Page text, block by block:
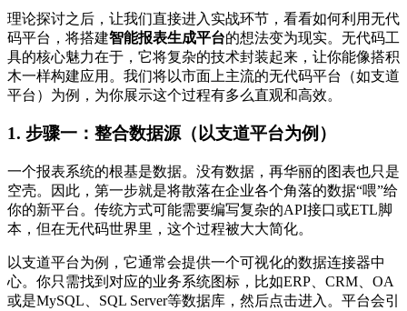
理论探讨之后，让我们直接进入实战环节，看看如何利用无代
码平台，将搭建智能报表生成平台的想法变为现实。无代码工
具的核心魅力在于，它将复杂的技术封装起来，让你能像搭积
木一样构建应用。我们将以市面上主流的无代码平台（如支道
平台）为例，为你展示这个过程有多么直观和高效。
1. 步骤一：整合数据源（以支道平台为例）
一个报表系统的根基是数据。没有数据，再华丽的图表也只是
空壳。因此，第一步就是将散落在企业各个角落的数据“喂”给
你的新平台。传统方式可能需要编写复杂的API接口或ETL脚
本，但在无代码世界里，这个过程被大大简化。
以支道平台为例，它通常会提供一个可视化的数据连接器中
心。你只需找到对应的业务系统图标，比如ERP、CRM、OA
或是MySQL、SQL Server等数据库，然后点击进入。平台会引